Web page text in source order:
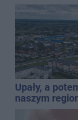
Upały, a
naszym